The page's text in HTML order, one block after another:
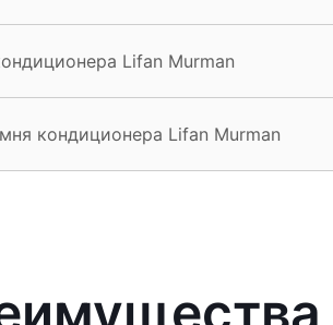
Lifan Murman
кондиционера Lifan Murman